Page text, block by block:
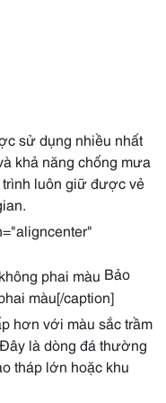
sử dụng nhiều nhất
khả năng chống mưa
trình luôn giữ được vẻ
Bảo
màu[/caption]
hơn với màu sắc trầm
là dòng đá thường
tháp lớn hoặc khu